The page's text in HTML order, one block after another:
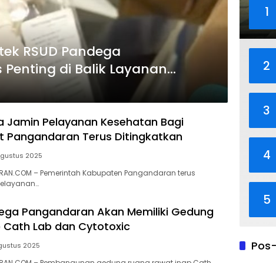
RSUD Pandega
di Balik Layanan
Jamin Pelayanan Kesehatan Bagi
Pangandaran Terus Ditingkatkan
2025
– Pemerintah Kabupaten Pangandaran terus
Pangandaran Akan Memiliki Gedung
Cath Lab dan Cytotoxic
2025
1
2
3
4
5